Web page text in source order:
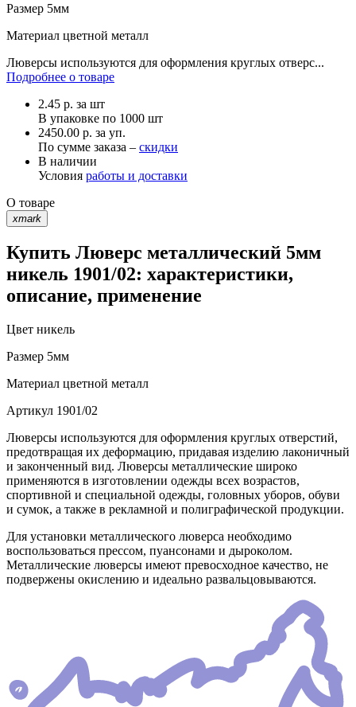
Размер 5мм
Материал цветной металл
Люверсы используются для оформления круглых отверс...
Подробнее о товаре
2.45 р. за шт
В упаковке по 1000 шт
2450.00 р. за уп.
По сумме заказа – скидки
В наличии
Условия работы и доставки
О товаре
xmark
Купить Люверс металлический 5мм
никель 1901/02: характеристики,
описание, применение
Цвет никель
Размер 5мм
Материал цветной металл
Артикул 1901/02
Люверсы используются для оформления круглых отверстий,
предотвращая их деформацию, придавая изделию лаконичный
и законченный вид. Люверсы металлические широко
применяются в изготовлении одежды всех возрастов,
спортивной и специальной одежды, головных уборов, обуви
и сумок, а также в рекламной и полиграфической продукции.
Для установки металлического люверса необходимо
воспользоваться прессом, пуансонами и дыроколом.
Металлические люверсы имеют превосходное качество, не
подвержены окислению и идеально развальцовываются.